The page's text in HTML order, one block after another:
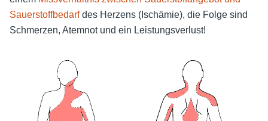
Sauerstoffbedarfdes Herzens (Ischämie), die Folge sind
Schmerzen, Atemnot und ein Leistungsverlust!